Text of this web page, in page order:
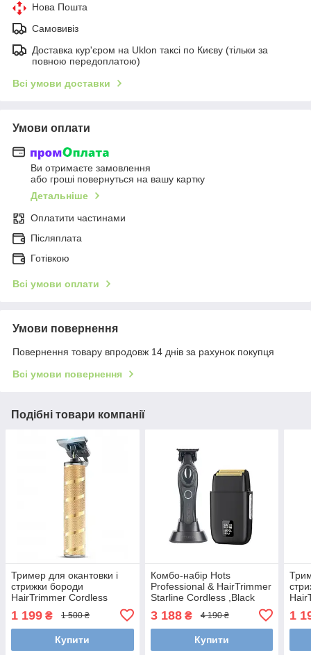
Нова Пошта
Самовивіз
Доставка кур'єром на Uklon таксі по Києву (тільки за
повною передоплатою)
Всі умови доставки
Умови оплати
Ви отримаєте замовлення
або гроші повернуться на вашу картку
Детальніше
Оплатити частинами
Післяплата
Готівкою
Всі умови оплати
Умови повернення
Повернення товару впродовж 14 днів за рахунок покупця
Всі умови повернення
Подібні товари компанії
Тример для окантовки і
стрижки бороди
HairTrimmer Cordless
1 199 ₴ 1 500 ₴
Купити
Комбо-набір Hots
Professional & HairTrimmer
Starline Cordless ,Black
3 188₴ 4 190 ₴
Купити
1